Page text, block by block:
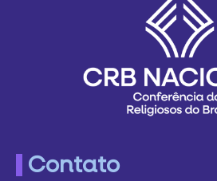
Contato